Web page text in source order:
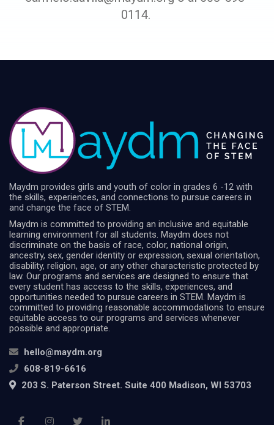
0114.
Maydm provides girls and youth of color in grades 6 -12 with
the skills, experiences, and connections to pursue careers in
and change the face of STEM.
Maydm is committed to providing an inclusive and equitable
learning environment for all students. Maydm does not
discriminate on the basis of race, color, national origin,
ancestry, sex, gender identity or expression, sexual orientation,
disability, religion, age, or any other characteristic protected by
law. Our programs and services are designed to ensure that
every student has access to the skills, experiences, and
opportunities needed to pursue careers in STEM. Maydm is
committed to providing reasonable accommodations to ensure
equitable access to our programs and services whenever
possible and appropriate.
hello@maydm.org
608-819-6616
203 S. Paterson Street. Suite 400 Madison, WI 53703